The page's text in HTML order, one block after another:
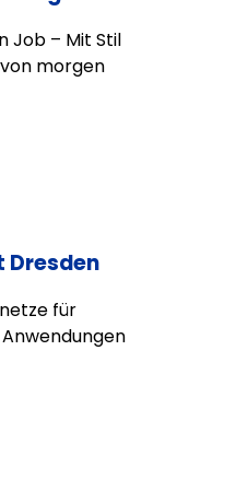
Job – Mit Stil
morgen
Dresden
für